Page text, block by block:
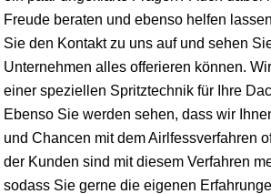
Freude beraten und ebenso helfen
Sie den Kontakt zu uns auf und sehen
Unternehmen alles offerieren können.
einer speziellen Spritztechnik für Ihre
Ebenso Sie werden sehen, dass wir
und Chancen mit dem Airlfessverfahren
der Kunden sind mit diesem Verfahren
sodass Sie gerne die eigenen